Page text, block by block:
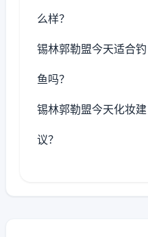
么样？
锡林郭勒盟今天适合钓
鱼吗？
锡林郭勒盟今天化妆建
议？